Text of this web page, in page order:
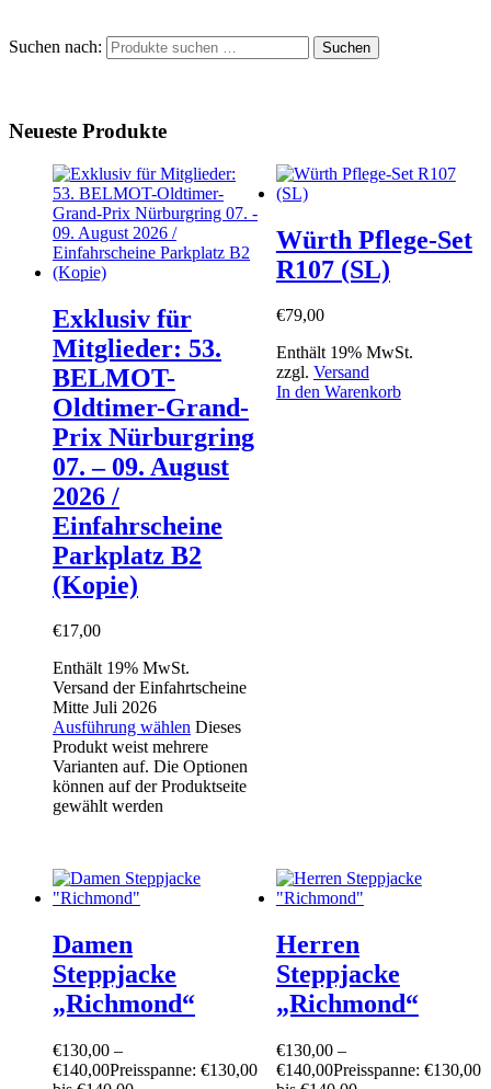
Suchen nach: Suchen
Neueste Produkte
Exklusiv für
Mitglieder: 53.
BELMOT-
Oldtimer-Grand-
Prix Nürburgring
07. – 09. August
2026 /
Einfahrscheine
Parkplatz B2
(Kopie)
€17,00
Enthält 19% MwSt.
Versand der Einfahrtscheine
Mitte Juli 2026
Ausführung wählen Dieses
Produkt weist mehrere
Varianten auf. Die Optionen
können auf der Produktseite
gewählt werden
Würth Pflege-Set
R107 (SL)
€79,00
Enthält 19% MwSt.
zzgl. Versand
In den Warenkorb
Damen
Steppjacke
„Richmond“
€130,00 –
€140,00Preisspanne: €130,00
Herren
Steppjacke
„Richmond“
€130,00 –
€140,00Preisspanne: €130,00